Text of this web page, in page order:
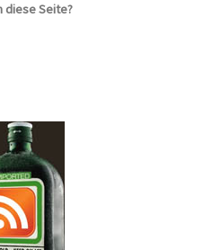
diese Seite?